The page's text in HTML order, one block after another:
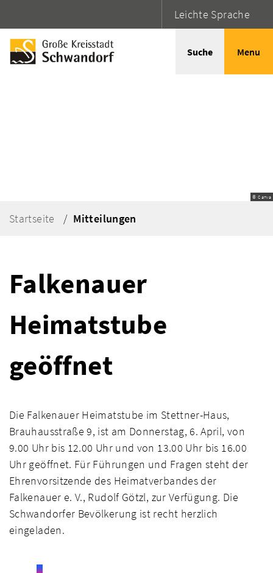
Leichte Sprache
Suche Menu
© Canva
Startseite Mitteilungen
Falkenauer
Heimatstube
geöffnet
Die Falkenauer Heimatstube im Stettner-Haus,
Brauhausstraße 9, ist am Donnerstag, 6. April, von
9.00 Uhr bis 12.00 Uhr und von 13.00 Uhr bis 16.00
Uhr geöffnet. Für Führungen und Fragen steht der
Ehrenvorsitzende des Heimatverbandes der
Falkenauer e. V., Rudolf Götzl, zur Verfügung. Die
Schwandorfer Bevölkerung ist recht herzlich
eingeladen.